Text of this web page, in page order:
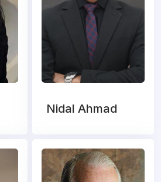
Nidal Ahmad